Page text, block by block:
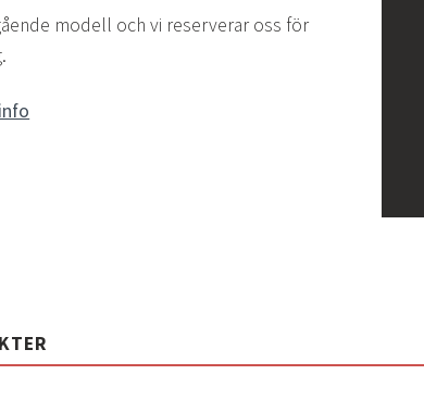
modell och vi reserverar oss för